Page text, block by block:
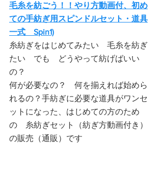
毛糸を紡ごう！！やり方動画付、初め
ての手紡ぎ用スピンドルセット・道具
一式　Spin1)
糸紡ぎをはじめてみたい　毛糸を紡ぎ
たい　でも　どうやって紡げばいい
の？
何が必要なの？　何を揃えれば始めら
れるの？手紡ぎに必要な道具がワンセ
ットになった、はじめての方のため
の　糸紡ぎセット（紡ぎ方動画付き）
の販売（通販）です